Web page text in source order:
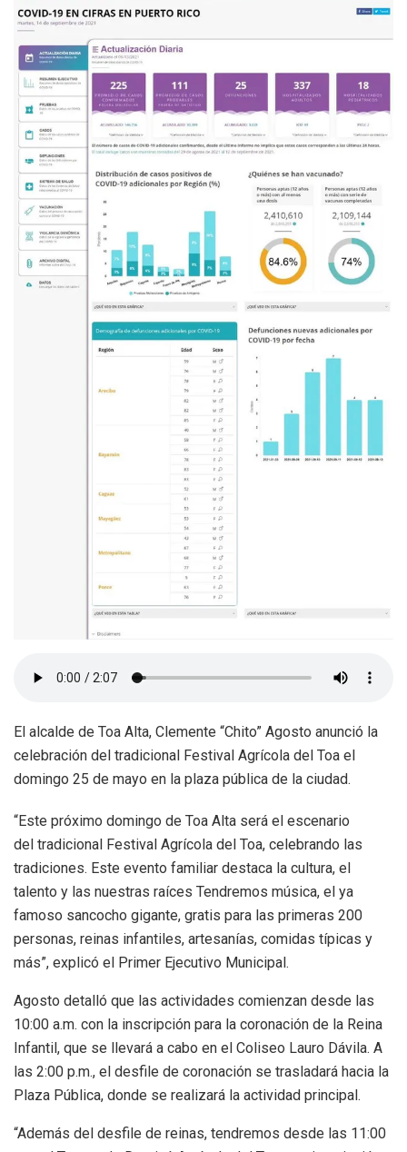
El alcalde de Toa Alta, Clemente “Chito” Agosto anunció la
celebración del tradicional Festival Agrícola del Toa el
domingo 25 de mayo en la plaza pública de la ciudad.
“Este próximo domingo de Toa Alta será el escenario
del tradicional Festival Agrícola del Toa, celebrando las
tradiciones. Este evento familiar destaca la cultura, el
talento y las nuestras raíces Tendremos música, el ya
famoso sancocho gigante, gratis para las primeras 200
personas, reinas infantiles, artesanías, comidas típicas y
más”, explicó el Primer Ejecutivo Municipal.
Agosto detalló que las actividades comienzan desde las
10:00 a.m. con la inscripción para la coronación de la Reina
Infantil, que se llevará a cabo en el Coliseo Lauro Dávila. A
las 2:00 p.m., el desfile de coronación se trasladará hacia la
Plaza Pública, donde se realizará la actividad principal.
“Además del desfile de reinas, tendremos desde las 11:00